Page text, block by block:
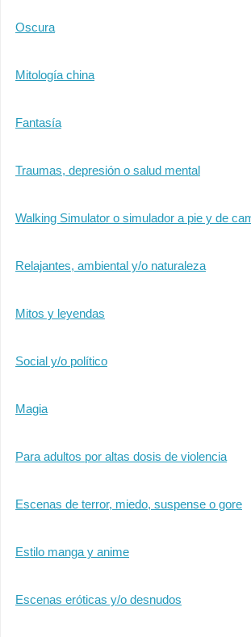
Oscura
Mitología china
Fantasía
Traumas, depresión o salud mental
Walking Simulator o simulador a pie y de
Relajantes, ambiental y/o naturaleza
Mitos y leyendas
Social y/o político
Magia
Para adultos por altas dosis de violencia
Escenas de terror, miedo, suspense o gore
Estilo manga y anime
Escenas eróticas y/o desnudos